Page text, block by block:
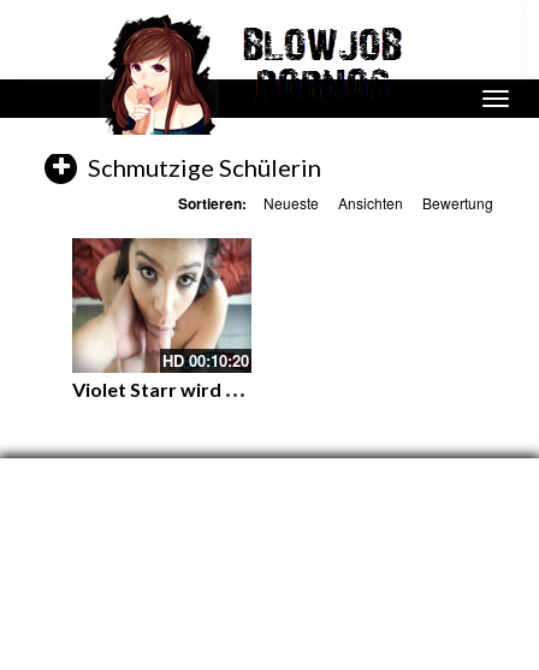
Schmutzige Schülerin
Sortieren: Neueste Ansichten Bewertung
HD00:10:20
V
iolet Starr wird vom Stiefvater gefickt